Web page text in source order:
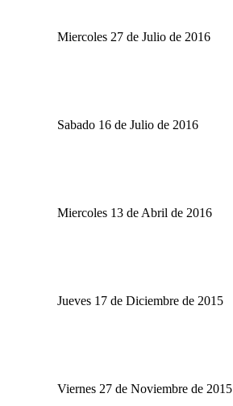
Miercoles 27 de Julio de 2016
Sabado 16 de Julio de 2016
Miercoles 13 de Abril de 2016
Jueves 17 de Diciembre de 2015
Viernes 27 de Noviembre de 2015